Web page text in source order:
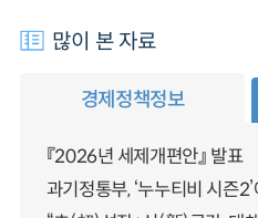
많이 본 자료
경제정책정보
『2026년 세제개편안』 발표
과기정통부, ‘누누티비 시즌